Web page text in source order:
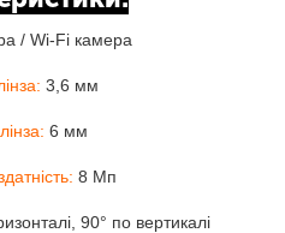
/ Wi-Fi камера
3,6 мм
6 мм
8 Мп
90° по вертикалі